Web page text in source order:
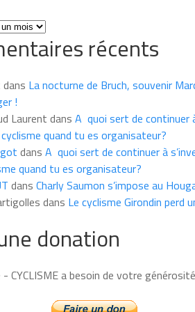
récents
dans La nocturne de Bruch, souvenir
!
Laurent dans A quoi sert de continuer
quand tu es organisateur?
dans A quoi sert de continuer à
quand tu es organisateur?
dans Charly Saumon s’impose au
dans Le cyclisme Girondin perd
donation
- CYCLISME a besoin de votre